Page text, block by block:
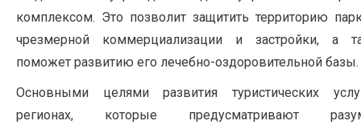
комплексом. Это позволит защитить территорию
чрезмерной коммерциализации и застройки, а
поможет развитию его лечебно-оздоровительной базы.
Основными целями развития туристических
регионах, которые предусматривают